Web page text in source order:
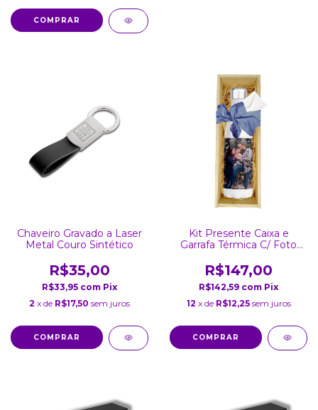
Chaveiro Gravado a Laser
Metal Couro Sintético
R$35,00
R$33,95 com Pix
2 x de R$17,50 sem juros
Kit Presente Caixa e
Garrafa Térmica C/ Foto
450Ml
R$147,00
R$142,59 com Pix
12 x de R$12,25 sem juros